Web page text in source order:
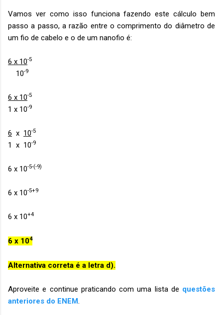
Vamos ver como isso funciona fazendo este cálculo bem
passo a passo, a razão entre o comprimento do diâmetro de
um fio de cabelo e o de um nanofio é:
6 x 10-5
10-9
6 x 10-5
1 x 10-9
6 x 10-5
1 x 10-9
6 x 10-5-(-9)
6 x 10-5+9
6 x 10+4
6 x 104
Alternativa correta é a letra d).
Aproveite e continue praticando com uma lista de questões
anteriores do ENEM.